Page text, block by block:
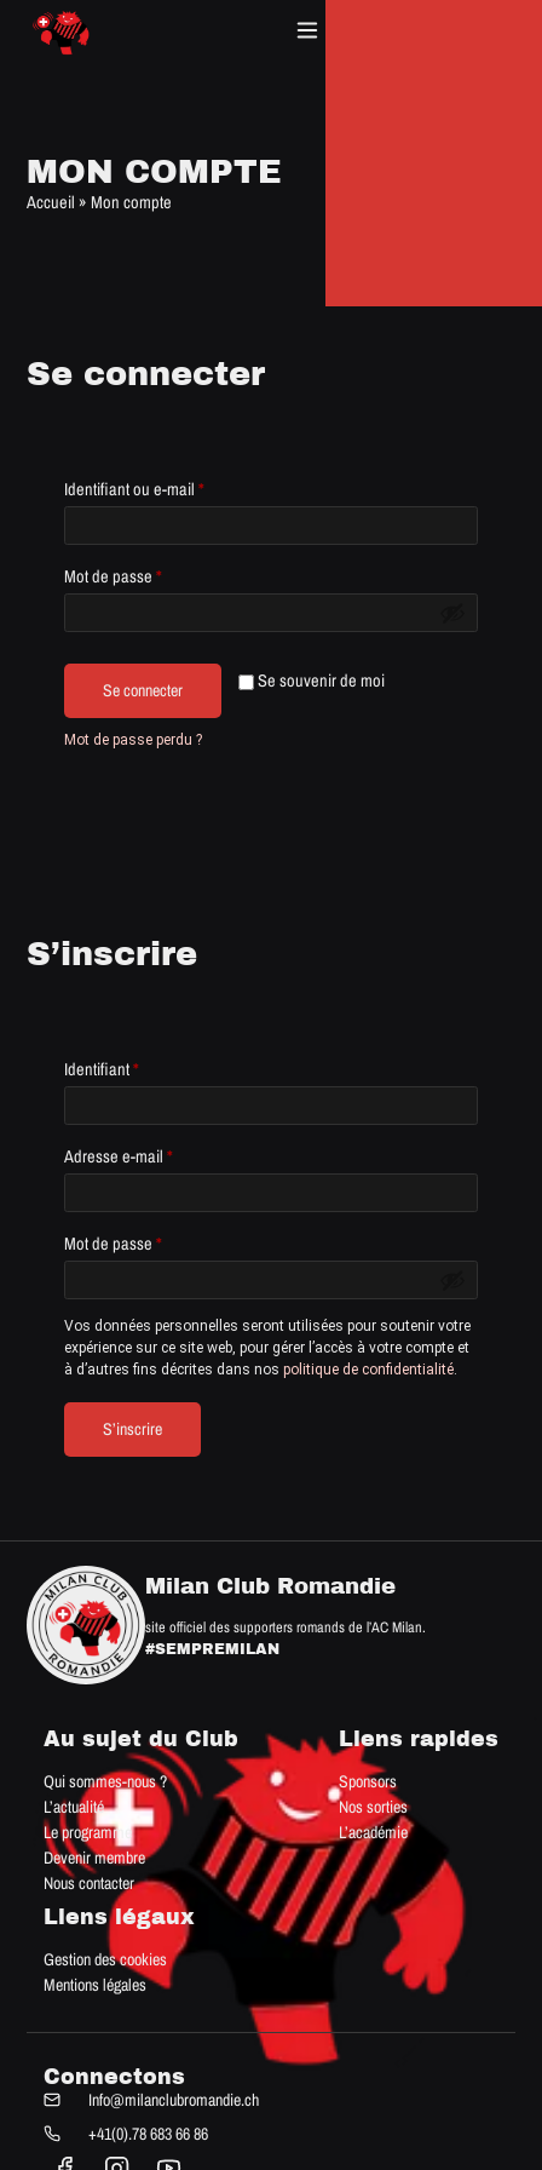
MON COMPTE
Accueil »Mon compte
Se connecter
Identifiant ou e-mail*
Mot de passe*
Se souvenir de moi
Se connecter
Mot de passe perdu ?
S’inscrire
Identifiant*
Adresse e-mail*
Mot de passe*
Vos données personnelles seront utilisées pour soutenir votre
expérience sur ce site web, pour gérer l’accès à votre compte et
à d’autres fins décrites dans nospolitique de confidentialité.
S’inscrire
Milan Club Romandie
site officiel des supporters romands de l’AC Milan.
#SEMPREMILAN
Au sujet du Club
Qui sommes-nous ?
L’actualité
Le programme
Devenir membre
Nous contacter
Liens rapides
Sponsors
Nos sorties
L’académie
Liens légaux
Gestion des cookies
Mentions légales
Connectons
Info@milanclubromandie.ch
+41(0).78 683 66 86
Panneau de gestion des cookies